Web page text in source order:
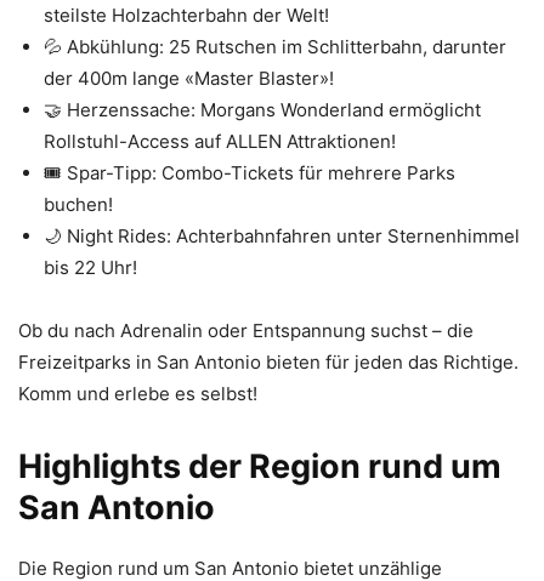
steilste Holzachterbahn der Welt!
💦 Abkühlung: 25 Rutschen im Schlitterbahn, darunter
der 400m lange «Master Blaster»!
🤝 Herzenssache: Morgans Wonderland ermöglicht
Rollstuhl-Access auf ALLEN Attraktionen!
🎟️ Spar-Tipp: Combo-Tickets für mehrere Parks
buchen!
🌙 Night Rides: Achterbahnfahren unter Sternenhimmel
bis 22 Uhr!
Ob du nach Adrenalin oder Entspannung suchst – die
Freizeitparks in San Antonio bieten für jeden das Richtige.
Komm und erlebe es selbst!
Highlights der Region rund um
San Antonio
Die Region rund um San Antonio bietet unzählige